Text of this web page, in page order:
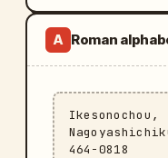
A Roman
Ikesonochou,
464-0818